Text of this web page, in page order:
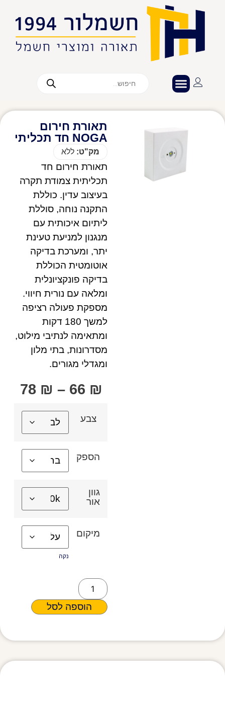
תאורת חירום
NOGA חד תכליתי
מק"ט: ללא
תאורת חירום חד
תכליתית צמודת תקרה
בעיצוב עדין. כוללת
התקנה נוחה, סוללת
ליתיום איכותית עם
מנגנון למניעת טעינת
יתר, ומערכת בדיקה
אוטומטית הכוללת
בדיקה פונקציונלית
ומלאה עם נורית חיווי.
מספקת פעולה רציפה
למשך 180 דקות
ומתאימה לנתיבי מילוט,
מסדרונות, בתי מלון
ומגדלי מגורים.
66 ₪
–
78 ₪
צבע
הספק
גוון
אור
מיקום
נקה
הוספה לסל